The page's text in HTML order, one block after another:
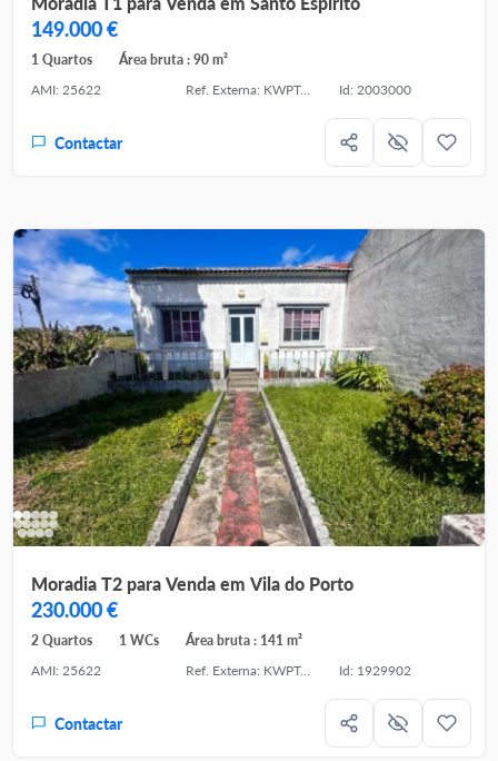
149.000 €
1 Quartos
Área bruta : 90 m²
AMI: 25622
Ref. Externa: KWPT-036026 Id: 2003000
Contactar
Moradia T2 para Venda em Vila do Porto
230.000 €
2 Quartos 1 WCs
Área bruta : 141 m²
AMI: 25622
Ref. Externa: KWPT-033876 Id: 1929902
Contactar